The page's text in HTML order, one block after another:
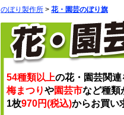
のぼり製作所 > 花・園芸のぼり旗
54種類以上の花・園芸関連
梅まつりや園芸市など種類
1枚970円(税込)からお買い